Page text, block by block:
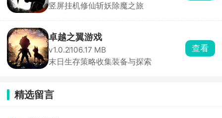
竖屏挂机修仙斩妖除魔之旅
卓越之翼游戏
v1.0.2106.17 MB
末日生存策略收集装备与探索
查看
精选留言